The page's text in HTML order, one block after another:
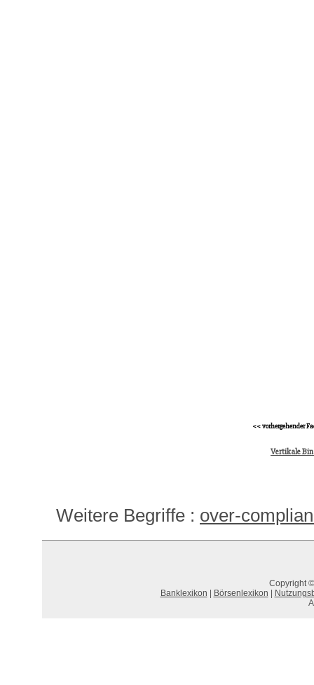
<< vorhergehender
Vertikale
Weitere Begriffe : over-
Copyright
Banklexikon
Börsenlexikon